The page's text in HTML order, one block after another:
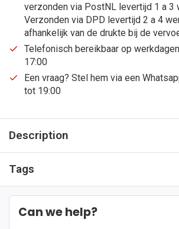
verzonden via PostNL levertijd 1 a 3
Verzonden via DPD levertijd 2 a 4
afhankelijk van de drukte bij de
Telefonisch bereikbaar op
17:00
Een vraag? Stel hem via een
tot 19:00
Description
Tags
Can we help?